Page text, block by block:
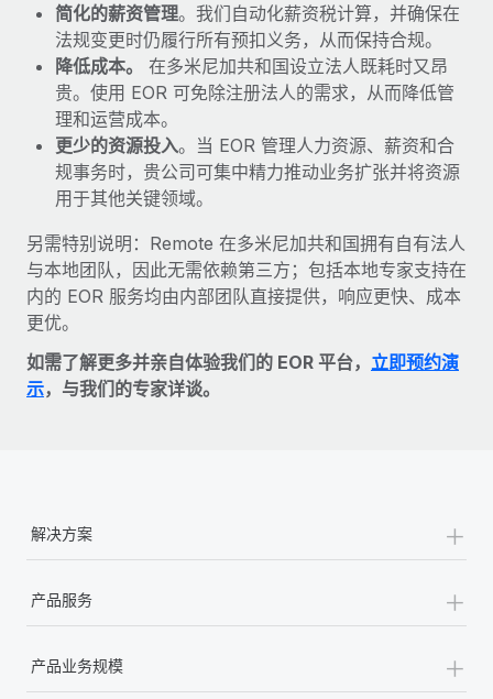
简化的薪资管理。我们自动化薪资税计算，并确保在
法规变更时仍履行所有预扣义务，从而保持合规。
降低成本。
在多米尼加共和国设立法人既耗时又昂
贵。使用 EOR 可免除注册法人的需求，从而降低管
理和运营成本。
更少的资源投入。当 EOR 管理人力资源、薪资和合
规事务时，贵公司可集中精力推动业务扩张并将资源
用于其他关键领域。
另需特别说明：Remote 在多米尼加共和国拥有自有法人
与本地团队，因此无需依赖第三方；包括本地专家支持在
内的 EOR 服务均由内部团队直接提供，响应更快、成本
更优。
如需了解更多并亲自体验我们的 EOR 平台， 立即预约演
示，与我们的专家详谈。
解决方案 +
产品服务 +
产品业务规模 +